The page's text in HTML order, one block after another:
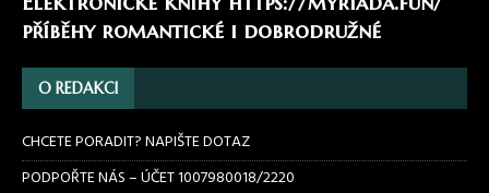
příběhy romantické i dobrodružné
O REDAKCI
CHCETE PORADIT? NAPIŠTE DOTAZ
PODPOŘTE NÁS – ÚČET 1007980018/2220